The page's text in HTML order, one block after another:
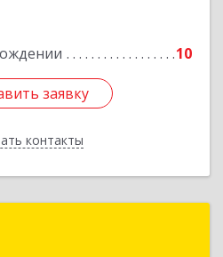
10
заявку
контакты
заявку
Назад